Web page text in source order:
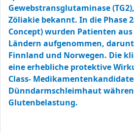
Gewebstransglutaminase
Zöliakie bekannt. In die Phase
Concept) wurden Patienten
Ländern aufgenommen,
Finnland und Norwegen. Die
eine erhebliche protektive
Class-
Dünndarmschleimhaut
Glutenbelastung.